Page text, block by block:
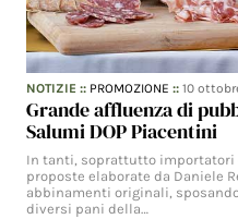
NOTIZIE :: PROMOZIONE ::10
Grande affluenza di
Salumi DOP Piacentini
In tanti, soprattutto importatori
proposte elaborate da Daniele
abbinamenti originali,
diversi pani della…